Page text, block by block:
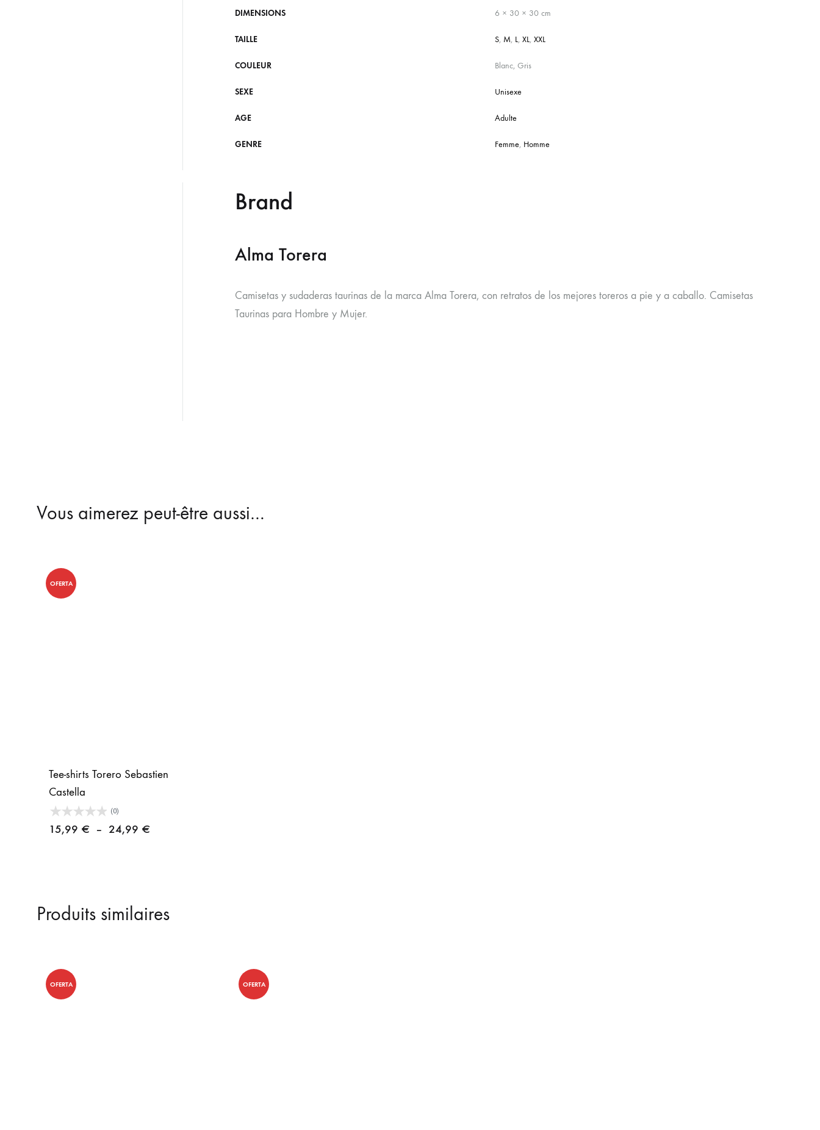
DIMENSIONS 6 × 30 × 30 cm
TAILLE S, M, L, XL, XXL
COULEUR Blanc, Gris
SEXE Unisexe
AGE Adulte
GENRE Femme, Homme
Brand
Alma Torera
Camisetas y sudaderas taurinas de la marca Alma Torera, con retratos de los mejores toreros a pie y a caballo. Camisetas
Taurinas para Hombre y Mujer.
Vous aimerez peut-être aussi…
OFERTA
Tee-shirts Torero Sebastien
Castella
(0)
15,99 € – 24,99 €Plage
24,99 €
Produits similaires
OFERTA OFERTA